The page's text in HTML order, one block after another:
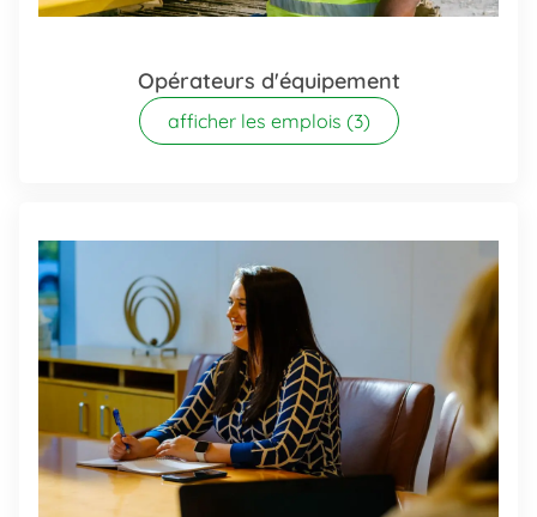
Opérateurs d'équipement
afficher les emplois (3)